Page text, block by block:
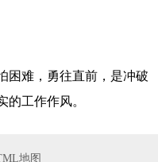
困难，勇往直前，是冲破
工作作风。
地图